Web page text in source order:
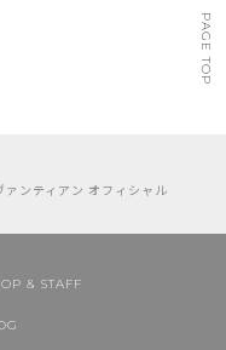
ンティアン オフィシャル
& STAFF
PAGE TOP